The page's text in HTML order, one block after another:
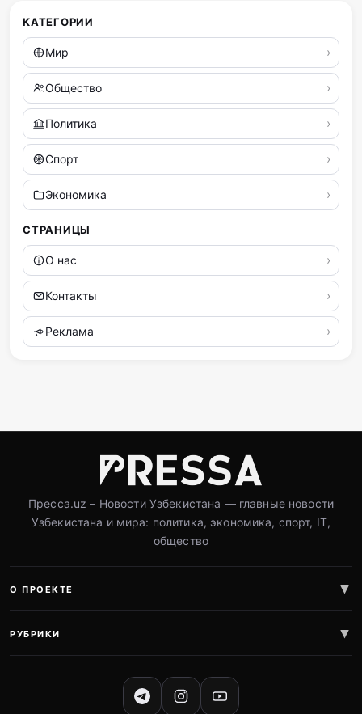
КАТЕГОРИИ
Мир
Общество
Политика
Спорт
Экономика
СТРАНИЦЫ
О нас
Контакты
Реклама
Пресса.uz – Новости Узбекистана — главные новости
Узбекистана и мира: политика, экономика, спорт, IT,
общество
О ПРОЕКТЕ
РУБРИКИ